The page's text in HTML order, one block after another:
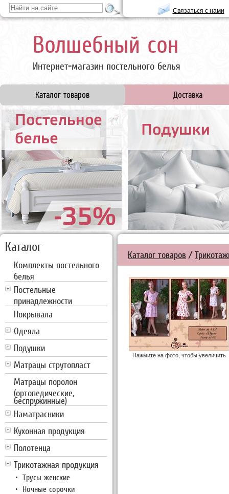
Связаться с нами
Волшебный сон
Интернет-магазин постельного белья
Каталог товаров Доставка
Каталог
Комплекты постельного
белья
Постельные
принадлежности
Покрывала
Одеяла
Подушки
Матрацы струтопласт
Матрацы поролон
(ортопедические,
беспружинные)
Наматрасники
Кухонная продукция
Полотенца
Трикотажная продукция
Трусы женские
Ночные сорочки
Каталог товаров /
Нажмите на фото, чтобы увеличить